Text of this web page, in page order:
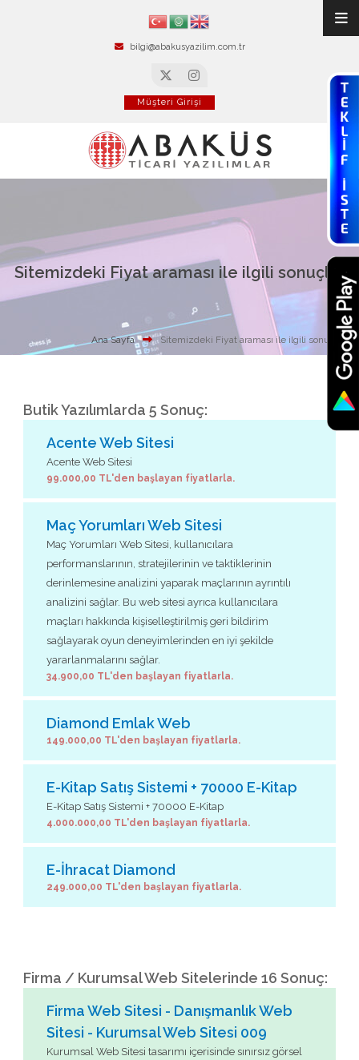
bilgi@abakusyazilim.com.tr
Müşteri Girişi
Sitemizdeki Fiyat araması ile ilgili sonuçlar
Ana Sayfa Sitemizdeki Fiyat araması ile ilgili sonuçlar
Butik Yazılımlarda 5 Sonuç:
Acente Web Sitesi
Acente Web Sitesi
99.000,00 TL'den başlayan fiyatlarla.
Maç Yorumları Web Sitesi
Maç Yorumları Web Sitesi, kullanıcılara
performanslarının, stratejilerinin ve taktiklerinin
derinlemesine analizini yaparak maçlarının ayrıntılı
analizini sağlar. Bu web sitesi ayrıca kullanıcılara
maçları hakkında kişiselleştirilmiş geri bildirim
sağlayarak oyun deneyimlerinden en iyi şekilde
yararlanmalarını sağlar.
34.900,00 TL'den başlayan fiyatlarla.
Diamond Emlak Web
149.000,00 TL'den başlayan fiyatlarla.
E-Kitap Satış Sistemi + 70000 E-Kitap
E-Kitap Satış Sistemi + 70000 E-Kitap
4.000.000,00 TL'den başlayan fiyatlarla.
E-İhracat Diamond
249.000,00 TL'den başlayan fiyatlarla.
Firma / Kurumsal Web Sitelerinde 16 Sonuç:
Firma Web Sitesi - Danışmanlık Web
Sitesi - Kurumsal Web Sitesi 009
Kurumsal Web Sitesi tasarımı içerisinde sınırsız görsel